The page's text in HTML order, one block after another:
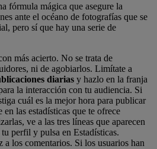
fórmula mágica que asegure la
ante el océano de fotografías que se
pero sí que hay una serie de
más acierto. No se trata de
ni de agobiarlos. Limítate a
diarias y hazlo en la franja
la interacción con tu audiencia. Si
cuál es la mejor hora para publicar
las estadísticas que te ofrece
ve a las tres líneas que aparecen
perfil y pulsa en Estadísticas.
a los comentarios. Si los usuarios han